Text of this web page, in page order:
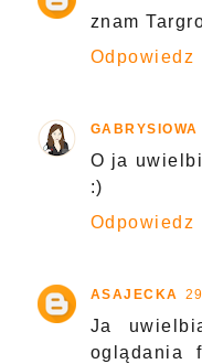
znam
Odpowiedz
GABRYSIOWA
O ja
:)
Odpowiedz
ASAJECKA
Ja
oglądania